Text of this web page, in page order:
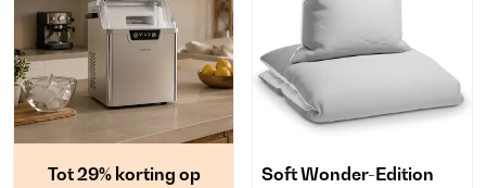
Tot 29% korting op
Soft Wonder-Edition